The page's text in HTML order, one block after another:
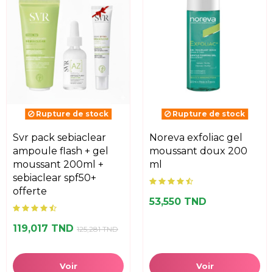
Rupture de stock
svr pack sebiaclear
ampoule flash + gel
moussant 200ml +
sebiaclear spf50+
offerte
119,017 TND 125,281 TND
Voir
Rupture de stock
noreva exfoliac gel
moussant doux 200
ml
53,550 TND
Voir